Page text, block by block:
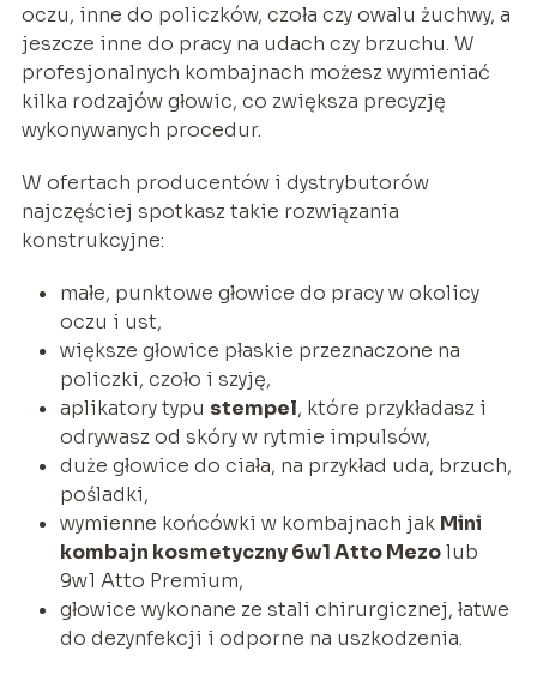
oczu, inne do policzków, czoła czy owalu żuchwy, a
jeszcze inne do pracy na udach czy brzuchu. W
profesjonalnych kombajnach możesz wymieniać
kilka rodzajów głowic, co zwiększa precyzję
wykonywanych procedur.
W ofertach producentów i dystrybutorów
najczęściej spotkasz takie rozwiązania
konstrukcyjne:
małe, punktowe głowice do pracy w okolicy
oczu i ust,
większe głowice płaskie przeznaczone na
policzki, czoło i szyję,
aplikatory typu stempel, które przykładasz i
odrywasz od skóry w rytmie impulsów,
duże głowice do ciała, na przykład uda, brzuch,
pośladki,
wymienne końcówki w kombajnach jak Mini
kombajn kosmetyczny 6w1 Atto Mezolub
9w1 Atto Premium,
głowice wykonane ze stali chirurgicznej, łatwe
do dezynfekcji i odporne na uszkodzenia.